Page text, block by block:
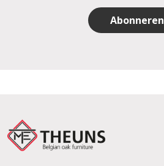
Abonneren